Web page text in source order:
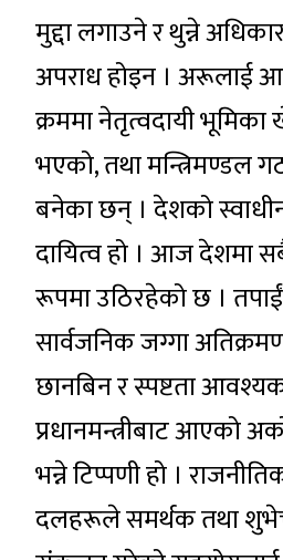
मुद्दा लगाउने र थुन्ने
अपराध होइन । अरूलाई
क्रममा नेतृत्वदायी भूमिका
भएको, तथा मन्त्रिमण्डल
बनेका छन् । देशको
दायित्व हो । आज देशमा
रूपमा उठिरहेको छ । तपाईं
सार्वजनिक जग्गा
छानबिन र स्पष्टता
प्रधानमन्त्रीबाट आएको
भन्ने टिप्पणी हो ।
दलहरूले समर्थक तथा